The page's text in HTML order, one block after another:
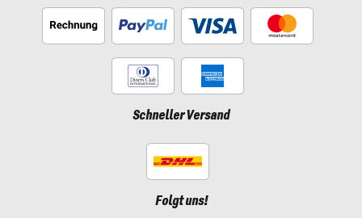
Schneller Versand
Folgt uns!